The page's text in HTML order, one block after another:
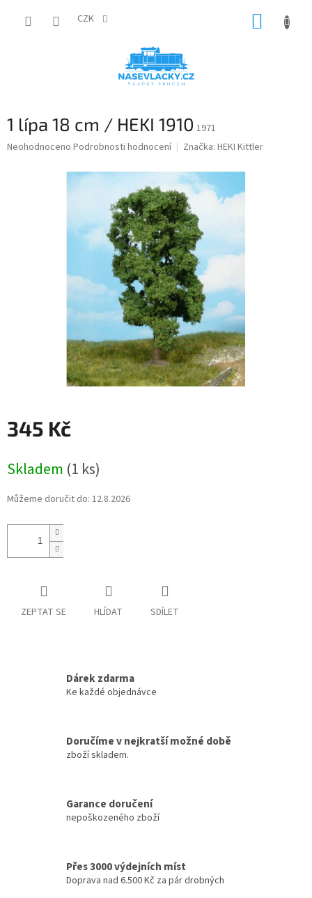
CZK
1 lípa 18 cm / HEKI 1910 1971
Průměrné
Neohodnoceno Podrobnosti hodnocení Značka: HEKI Kittler
345 Kč
cena:
Skladem (1 ks)
Můžeme doručit do: 12.8.2026
ZEPTAT SE HLÍDAT SDÍLET
Dárek zdarma
Ke každé objednávce
Doručíme v nejkratší možné době
zboží skladem.
Garance doručení
nepoškozeného zboží
Přes 3000 výdejních míst
Doprava nad 6.500 Kč za pár drobných